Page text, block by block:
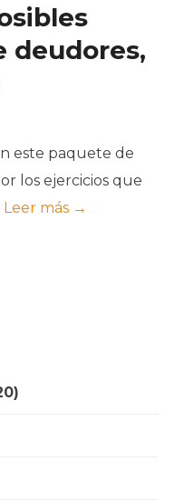
deudores,
este paquete de
los ejercicios que
Leer más →